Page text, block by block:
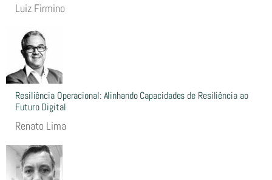
Luiz Firmino
Resiliência Operacional: Alinhando Capacidades de Resiliência ao
Futuro Digital
Renato Lima